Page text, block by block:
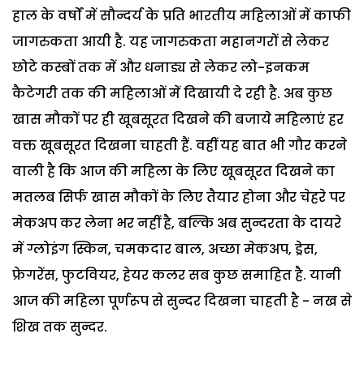
हाल के वर्षों में सौन्दर्य के प्रति भारतीय महिलाओं में काफी
जागरुकता आयी है. यह जागरुकता महानगरों से लेकर
छोटे कस्बों तक में और धनाड्य से लेकर लो-इनकम
कैटेगरी तक की महिलाओं में दिखायी दे रही है. अब कुछ
खास मौकों पर ही खूबसूरत दिखने की बजाये महिलाएं हर
वक्त खूबसूरत दिखना चाहती हैं. वहीं यह बात भी गौर करने
वाली है कि आज की महिला के लिए खूबसूरत दिखने का
मतलब सिर्फ खास मौकों के लिए तैयार होना और चेहरे पर
मेकअप कर लेना भर नहीं है, बल्कि अब सुन्दरता के दायरे
में ग्लोइंग स्किन, चमकदार बाल, अच्छा मेकअप, ड्रेस,
फ्रेगरेंस, फुटवियर, हेयर कलर सब कुछ समाहित है. यानी
आज की महिला पूर्णरूप से सुन्दर दिखना चाहती है - नख से
शिख तक सुन्दर.